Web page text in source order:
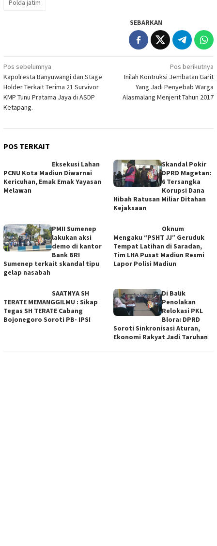
Polda jatim
SEBARKAN
Navigasi
pos
Pos sebelumnya
Kapolresta Banyuwangi dan Stage
Holder Terkait Terima 21 Survivor
KMP Tunu Pratama Jaya di ASDP
Ketapang.
Pos berikutnya
Inilah Kontruksi Jembatan Garit
Yang Jadi Penyebab Warga
Alasmalang Menjerit Tahun 2017
POS TERKAIT
Eksekusi Lahan
PCNU Kota Madiun Diwarnai
Kericuhan, Emak Emak Yayasan
Melawan
Skandal Pokir
DPRD Magetan:
6 Tersangka
Korupsi Dana
Hibah Ratusan Miliar Ditahan
Kejaksaan
PMII Sumenep
lakukan aksi
demo di kantor
Bank BRI
Sumenep terkait skandal tipu
gelap nasabah
Oknum
Mengaku “PSHT JJ” Geruduk
Tempat Latihan di Saradan,
Tim LHA Pusat Madiun Resmi
Lapor Polisi Madiun
SAATNYA SH
TERATE MEMANGGILMU : Sikap
Tegas SH TERATE Cabang
Bojonegoro Soroti PB- IPSI
Di Balik
Penolakan
Relokasi PKL
Blora: DPRD
Soroti Sinkronisasi Aturan,
Ekonomi Rakyat Jadi Taruhan